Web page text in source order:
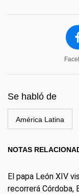
Se habló de
América Latina
NOTAS
El papa León XIV
recorrerá Córdoba,